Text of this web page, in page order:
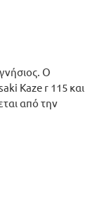
Ο
Kaze r 115 και
από την